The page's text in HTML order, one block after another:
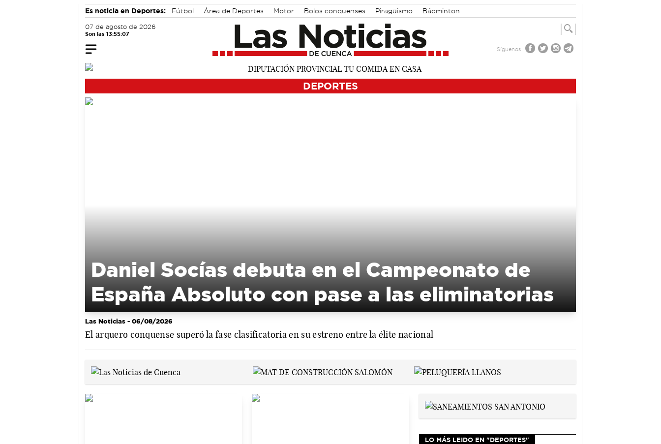
Es noticia en Deportes: Fútbol Área de Deportes Motor Bolos conquenses Piragüismo Bádminton
07 de agosto de 2026
Son las 13:55:08
Síguenos
DEPORTES
Daniel Socías debuta en el Campeonato de
España Absoluto con pase a las eliminatorias
Las Noticias - 06/08/2026
El arquero conquense superó la fase clasificatoria en su estreno entre la élite nacional
LO MÁS LEIDO EN "DEPORTES"